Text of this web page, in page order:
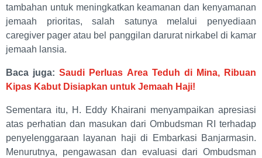
tambahan untuk meningkatkan keamanan dan kenyamanan
jemaah prioritas, salah satunya melalui penyediaan
caregiver pager atau bel panggilan darurat nirkabel di kamar
jemaah lansia.
Baca juga:Saudi Perluas Area Teduh di Mina, Ribuan
Kipas Kabut Disiapkan untuk Jemaah Haji!
Sementara itu, H. Eddy Khairani menyampaikan apresiasi
atas perhatian dan masukan dari Ombudsman RI terhadap
penyelenggaraan layanan haji di Embarkasi Banjarmasin.
Menurutnya, pengawasan dan evaluasi dari Ombudsman